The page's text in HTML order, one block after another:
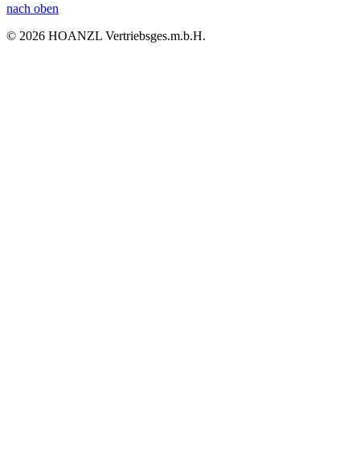
nach oben
© 2026 HOANZL Vertriebsges.m.b.H.